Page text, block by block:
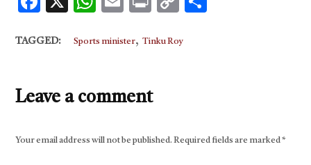
TAGGED: Sports minister,Tinku Roy
Leave a comment
Your email address will not be published. Required fields are marked*